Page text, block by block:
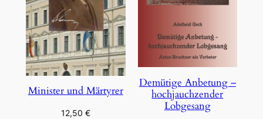
Minister und Märtyrer
12,50 €
Demütige Anbetung –
hochjauchzender
Lobgesang